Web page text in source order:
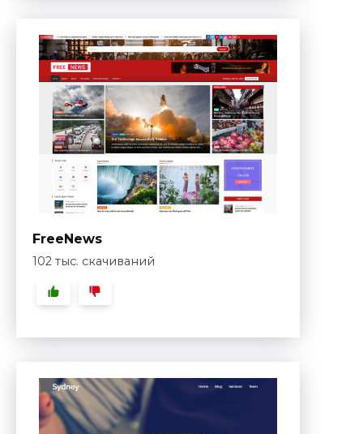
FreeNews
102 тыс. скачиваний